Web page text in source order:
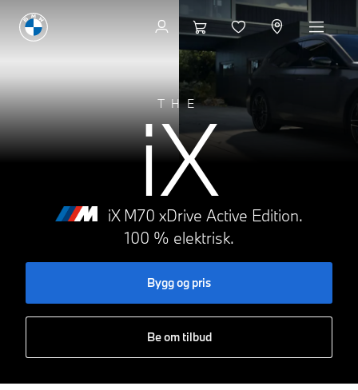
THE
iX
iX M70 xDrive Active Edition.
100 % elektrisk.
Bygg og pris
Be om tilbud
Bygg og pris